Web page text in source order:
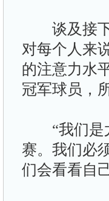
谈及接下
对每个人来
的注意力水
冠军球员，
“我们是尤
赛。我们必
们会看看自